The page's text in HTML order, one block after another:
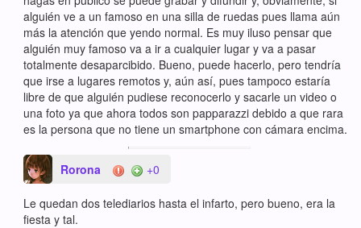
alguién ve a un famoso en una silla de ruedas pues llama aún
más la atención que yendo normal. Es muy iluso pensar que
alguién muy famoso va a ir a cualquier lugar y va a pasar
totalmente desaparcibido. Bueno, puede hacerlo, pero tendría
que irse a lugares remotos y, aún así, pues tampoco estaría
libre de que alguién pudiese reconocerlo y sacarle un video o
una foto ya que ahora todos son papparazzi debido a que rara
es la persona que no tiene un smartphone con cámara encima.
Rorona +0
Le quedan dos telediarios hasta el infarto, pero bueno, era la
fiesta y tal.